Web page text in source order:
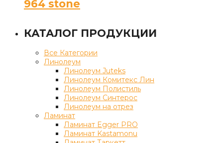
964 stone
КАТАЛОГ ПРОДУКЦИИ
Все Категории
Линолеум
Линолеум Juteks
Линолеум Комитекс Лин
Линолеум Полистиль
Линолеум Синтерос
Линолеум на отрез
Ламинат
Ламинат Egger PRO
Ламинат Kastamonu